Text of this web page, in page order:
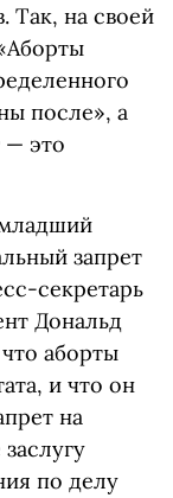
Так, на своей
после», а
— это
запрет
секретарь
Дональд
аборты
и что он
на
по делу